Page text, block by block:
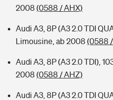
2008 (0588 / AHX)
Audi A3, 8P (A3 2.0 TDI
Limousine, ab 2008 (0588
Audi A3, 8P (A3 2.0 TDI),
2008 (0588 / AHZ)
Audi A3, 8P (A3 2.0 TDI